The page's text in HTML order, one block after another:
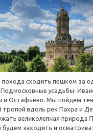
похода сходить пешком за
усадьбы:
и Остафьево. Мы пойдем
тропой вдоль рек Пахра и
великолепная природа
заходить и